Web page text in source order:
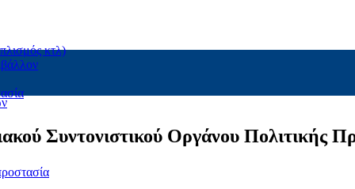
κτλ)
Συντονιστικού Οργάνου Πολιτικής